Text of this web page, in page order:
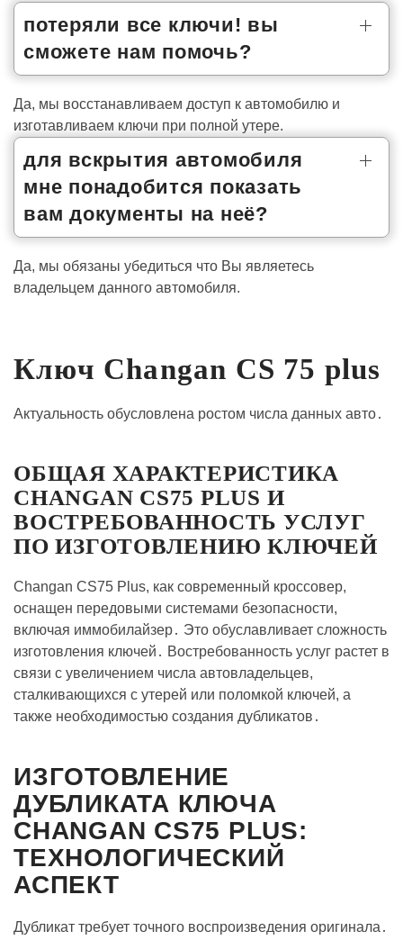
потеряли все ключи! вы
сможете нам помочь?
Да, мы восстанавливаем доступ к автомобилю и
изготавливаем ключи при полной утере.
для вскрытия автомобиля
мне понадобится показать
вам документы на неё?
Да, мы обязаны убедиться что Вы являетесь
владельцем данного автомобиля.
Ключ Changan CS 75 plus
Актуальность обусловлена ростом числа данных авто․
ОБЩАЯ ХАРАКТЕРИСТИКА
CHANGAN CS75 PLUS И
ВОСТРЕБОВАННОСТЬ УСЛУГ
ПО ИЗГОТОВЛЕНИЮ КЛЮЧЕЙ
Changan CS75 Plus, как современный кроссовер,
оснащен передовыми системами безопасности,
включая иммобилайзер․ Это обуславливает сложность
изготовления ключей․ Востребованность услуг растет в
связи с увеличением числа автовладельцев,
сталкивающихся с утерей или поломкой ключей, а
также необходимостью создания дубликатов․
ИЗГОТОВЛЕНИЕ
ДУБЛИКАТА КЛЮЧА
CHANGAN CS75 PLUS:
ТЕХНОЛОГИЧЕСКИЙ
АСПЕКТ
Дубликат требует точного воспроизведения оригинала․